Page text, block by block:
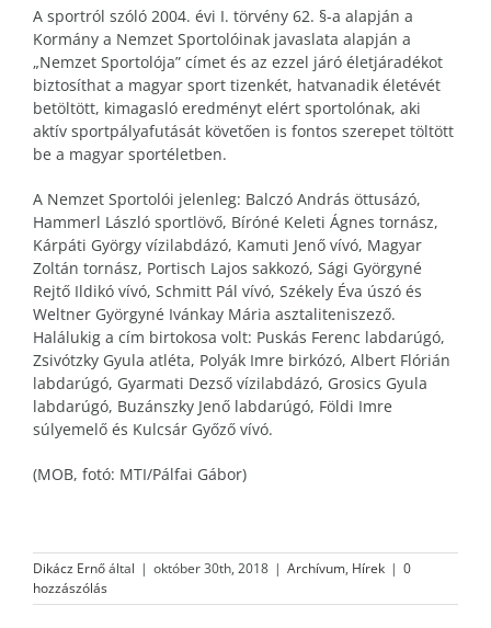
A sportról szóló 2004. évi I. törvény 62. §-a alapján a
Kormány a Nemzet Sportolóinak javaslata alapján a
„Nemzet Sportolója” címet és az ezzel járó életjáradékot
biztosíthat a magyar sport tizenkét, hatvanadik életévét
betöltött, kimagasló eredményt elért sportolónak, aki
aktív sportpályafutását követően is fontos szerepet töltött
be a magyar sportéletben.
A Nemzet Sportolói jelenleg: Balczó András öttusázó,
Hammerl László sportlövő, Bíróné Keleti Ágnes tornász,
Kárpáti György vízilabdázó, Kamuti Jenő vívó, Magyar
Zoltán tornász, Portisch Lajos sakkozó, Sági Györgyné
Rejtő Ildikó vívó, Schmitt Pál vívó, Székely Éva úszó és
Weltner Györgyné Ivánkay Mária asztaliteniszező.
Halálukig a cím birtokosa volt: Puskás Ferenc labdarúgó,
Zsivótzky Gyula atléta, Polyák Imre birkózó, Albert Flórián
labdarúgó, Gyarmati Dezső vízilabdázó, Grosics Gyula
labdarúgó, Buzánszky Jenő labdarúgó, Földi Imre
súlyemelő és Kulcsár Győző vívó.
(MOB, fotó: MTI/Pálfai Gábor)
Dikácz Ernőáltal | október 30th, 2018 | Archívum, Hírek | 0
hozzászólás